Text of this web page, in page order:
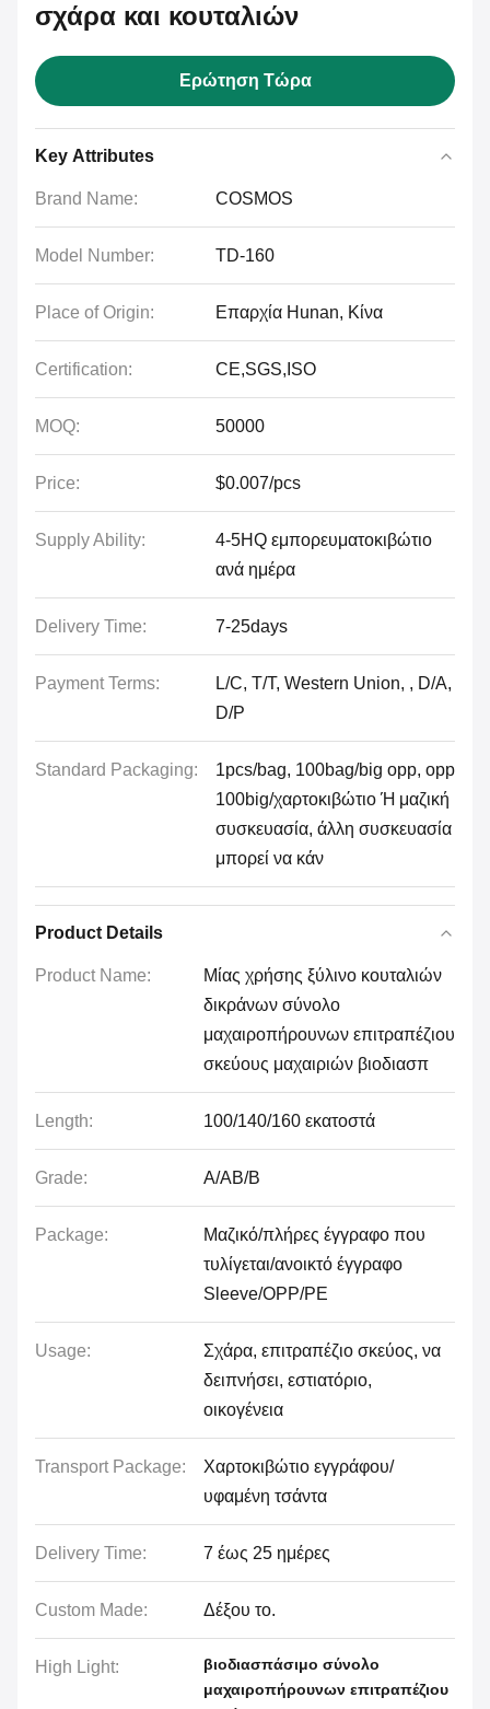
σχάρα και κουταλιών
Ερώτηση Τώρα
Key Attributes
Brand Name: COSMOS
Model Number: TD-160
Place of Origin: Επαρχία Hunan, Κίνα
Certification: CE,SGS,ISO
MOQ: 50000
Price: $0.007/pcs
Supply Ability:
4-5HQ εμπορευματοκιβώτιο
ανά ημέρα
Delivery Time: 7-25days
Payment Terms:
L/C, T/T, Western Union, , D/A,
D/P
Standard Packaging:
1pcs/bag, 100bag/big opp, opp
100big/χαρτοκιβώτιο Ή μαζική
συσκευασία, άλλη συσκευασία
μπορεί να κάν
Product Details
Product Name:
Μίας χρήσης ξύλινο κουταλιών
δικράνων σύνολο
μαχαιροπήρουνων επιτραπέζιου
σκεύους μαχαιριών βιοδιασπ
Length: 100/140/160 εκατοστά
Grade: A/AB/B
Package:
Μαζικό/πλήρες έγγραφο που
τυλίγεται/ανοικτό έγγραφο
Sleeve/OPP/PE
Usage:
Σχάρα, επιτραπέζιο σκεύος, να
δειπνήσει, εστιατόριο,
οικογένεια
Transport Package:
Χαρτοκιβώτιο εγγράφου/
υφαμένη τσάντα
Delivery Time: 7 έως 25 ημέρες
Custom Made: Δέξου το.
High Light:
βιοδιασπάσιμο σύνολο
μαχαιροπήρουνων επιτραπέζιου